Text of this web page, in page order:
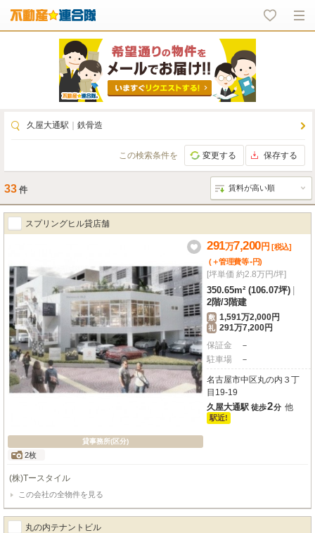
久屋大通駅 鉄骨造
この検索条件を 変更する 保存する
33 件
スプリングヒル貸店舗
貸事務所(区分)
2枚
291万7,200円 [税込]
(＋管理費等-円)
[坪単価 約2.8万円/坪]
350.65m² (106.07坪)
2階/3階建
敷 1,591万2,000円
礼 291万7,200円
保証金
－
駐車場
－
名古屋市中区丸の内３丁
目19-19
久屋大通駅 徒歩2分 他
駅近!
(株)Tースタイル
この会社の全物件を見る
丸の内テナントビル